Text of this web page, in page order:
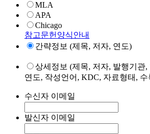
MLA
APA
Chicago
참고문헌양식안내
간략정보 (제목, 저자, 연도)
상세정보 (제목, 저자, 발행기관,
연도, 작성언어, KDC, 자료형태,
수신자 이메일
발신자 이메일